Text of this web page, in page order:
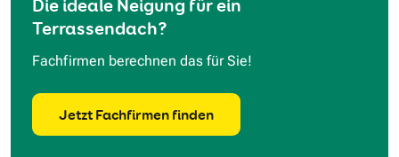
Die ideale Neigung für ein
Terrassendach?
Fachfirmen berechnen das für Sie!
Jetzt Fachfirmen finden